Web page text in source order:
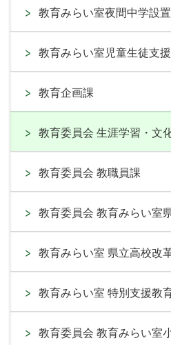
教育みらい室夜間中学設
教育みらい室児童生徒支
教育企画課
教育委員会 生涯学習・文
教育委員会 教職員課
教育委員会 教育みらい室
教育みらい室 県立高校改
教育みらい室 特別支援教
教育委員会 教育みらい室